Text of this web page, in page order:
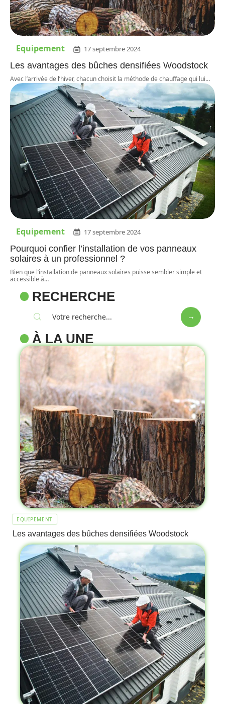
Equipement 17 septembre 2024
Les avantages des bûches densifiées Woodstock
Avec l’arrivée de l’hiver, chacun choisit la méthode de chauffage qui lui…
Equipement 17 septembre 2024
Pourquoi confier l’installation de vos panneaux
solaires à un professionnel ?
Bien que l’installation de panneaux solaires puisse sembler simple et
accessible à…
RECHERCHE
À LA UNE
EQUIPEMENT
Les avantages des bûches densifiées Woodstock